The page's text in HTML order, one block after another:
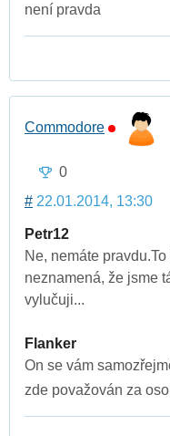
není pravda
Commodore
0
# 22.01.2014, 13:30
Petr12
Ne, nemáte
neznamená, že jsme
vylučuji...
Flanker
On se vám
zde považován za